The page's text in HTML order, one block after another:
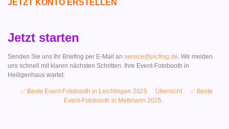
JETZT KONTO ERSTELLEN
Jetzt starten
Senden Sie uns Ihr Briefing per E-Mail an service@picfrog.de . Wir melden
uns schnell mit klaren nächsten Schritten. Ihre Event-Fotobooth in
Heiligenhaus wartet.
✅ Beste Event-Fotobooth in Leichlingen 2025 Übersicht
✅ Beste
Event-Fotobooth in Mettmann 2025